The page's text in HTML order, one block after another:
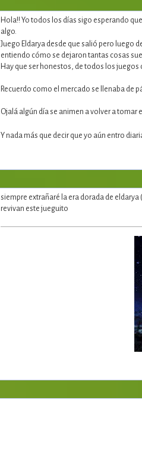
Hola!! Yo todos los días sigo esperando
algo.
Juego Eldarya desde que salió pero
entiendo cómo se dejaron tantas cosas
Hay que ser honestos, de todos los
Recuerdo como el mercado se llenaba de
Ojalá algún día se animen a volver a
Y nada más que decir que yo aún entro
siempre extrañaré la era dorada de
revivan este jueguito